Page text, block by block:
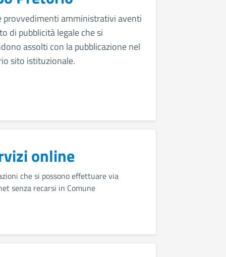
provvedimenti amministrativi aventi
di pubblicità legale che si
assolti con la pubblicazione nel
sito istituzionale.
online
che si possono effettuare via
senza recarsi in Comune